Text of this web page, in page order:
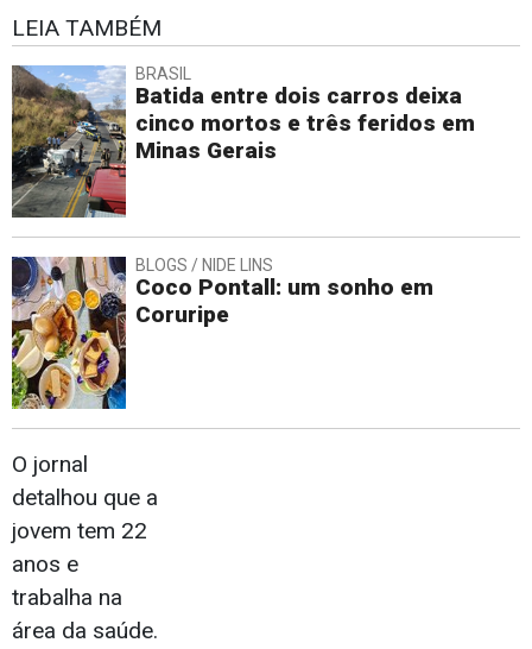
LEIA TAMBÉM
BRASIL
Batida entre dois carros deixa
cinco mortos e três feridos em
Minas Gerais
BLOGS / NIDE LINS
Coco Pontall: um sonho em
Coruripe
O jornal
detalhou que a
jovem tem 22
anos e
trabalha na
área da saúde.